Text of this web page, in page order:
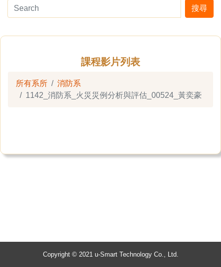
搜尋
課程影片列表
所有系所
消防系
1142_消防系_火災災例分析與評估_00524_黃奕豪
Copyright © 2021 u-Smart Technology Co., Ltd.